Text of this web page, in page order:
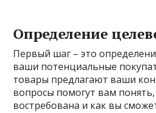
Определение
Первый шаг – это
ваши потенциальные
товары предлагают ваши
вопросы помогут вам
востребована и как вы